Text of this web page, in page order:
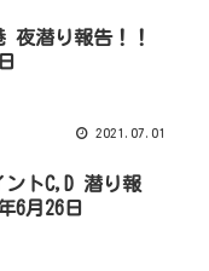
夜潜り報告！！
2021.07.01
ントC,D 潜り報
6月26日